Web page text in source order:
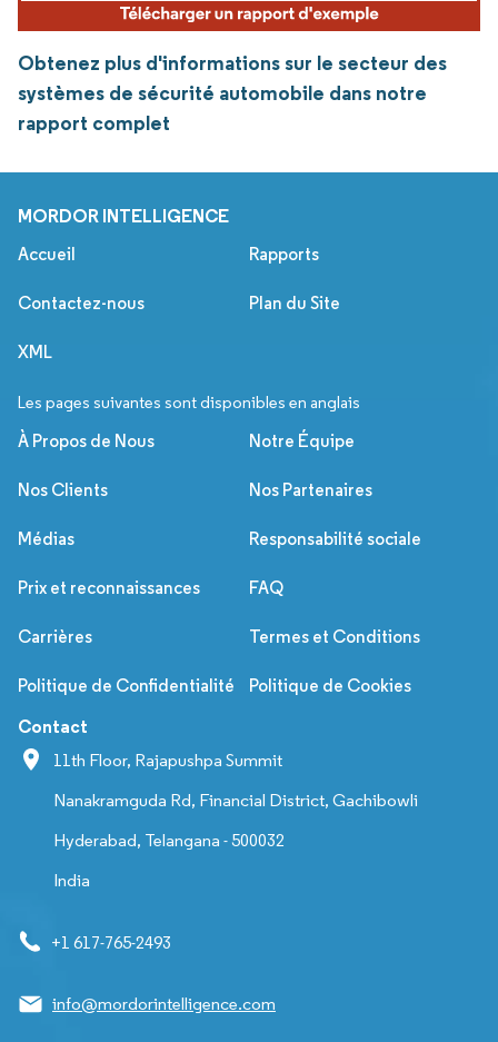
Obtenez plus d'informations sur le secteur des
systèmes de sécurité automobile dans notre
rapport complet
MORDOR INTELLIGENCE
Accueil Rapports
Contactez-nous Plan du Site
XML
Les pages suivantes sont disponibles en anglais
À Propos de Nous Notre Équipe
Nos Clients Nos Partenaires
Médias Responsabilité sociale
Prix et reconnaissances FAQ
Carrières Termes et Conditions
Politique de Confidentialité Politique de Cookies
Contact
11th Floor, Rajapushpa Summit
Nanakramguda Rd, Financial District, Gachibowli
Hyderabad, Telangana - 500032
India
+1 617-765-2493
info@mordorintelligence.com